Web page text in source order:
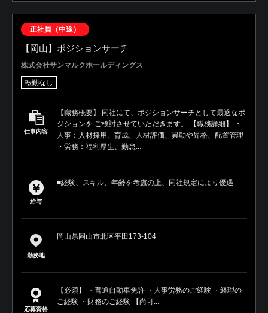
正社員（中途）
【岡山】ポジションサーチ
株式会社サンマルクホールディングス
転勤なし
仕事内容
【職務概要】 同社にて、ポジションサーチとして最適なポ
ジションを ご検討させていただきます。 【職務詳細】 ・
人事：人材採用、育成、人材評価、異動や昇格、配置管理
・労務：福利厚生、勤怠...
給与
■経験、スキル、年齢を考慮の上、同社規定により優遇
勤務地
岡山県岡山市北区平田173-104
応募資格
【必須】 ・普通自動車免許 ・人事労務のご経験 ・経理の
ご経験 ・財務のご経験 【尚可...